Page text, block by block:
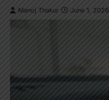
Manoj Thakur June 1, 2026